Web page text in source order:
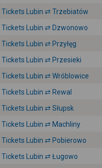
Tickets Lubin ⇄ Trzebiatów
Tickets Lubin ⇄ Dzwonowo
Tickets Lubin ⇄ Przyłęg
Tickets Lubin ⇄ Przesieki
Tickets Lubin ⇄ Wróblowice
Tickets Lubin ⇄ Rewal
Tickets Lubin ⇄ Słupsk
Tickets Lubin ⇄ Machliny
Tickets Lubin ⇄ Pobierowo
Tickets Lubin ⇄ Ługowo